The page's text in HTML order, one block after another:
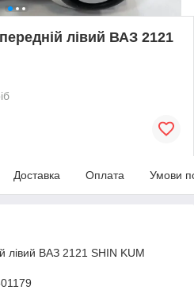
лівий ВАЗ 2121
Доставка Оплата Умови
лівий ВАЗ 2121 SHIN KUM